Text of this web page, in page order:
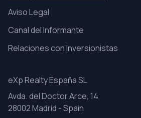
Aviso Legal
Canal del Informante
Relaciones con Inversionistas
eXp Realty España SL
Avda. del Doctor Arce, 14
28002 Madrid - Spain